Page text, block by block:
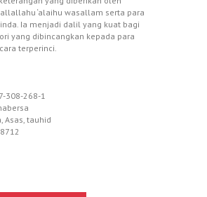
‘alaihu wasallam serta para
Ia menjadi dalil yang kuat bagi
yang dibincangkan kepada para
terperinci.
308-268-1
, Asas, tauhid